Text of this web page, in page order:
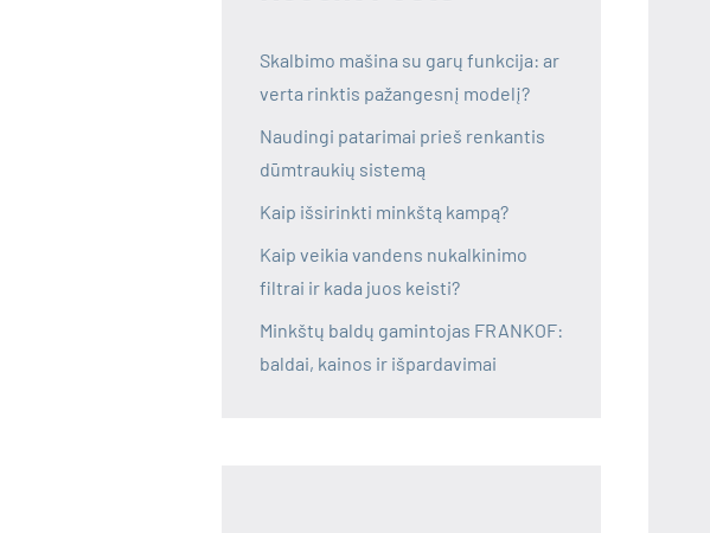
Skalbimo mašina su garų funkcija: ar
verta rinktis pažangesnį modelį?
Naudingi patarimai prieš renkantis
dūmtraukių sistemą
Kaip išsirinkti minkštą kampą?
Kaip veikia vandens nukalkinimo
filtrai ir kada juos keisti?
Minkštų baldų gamintojas FRANKOF:
baldai, kainos ir išpardavimai